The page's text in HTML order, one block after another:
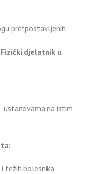
pretpostavljenih
djelatnik u
ustanovama na istim
težih bolesnika